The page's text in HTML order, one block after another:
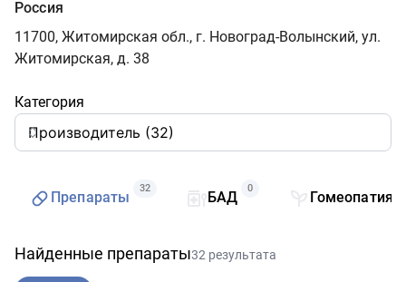
Россия
11700, Житомирская обл., г. Новоград-Волынский, ул.
Житомирская, д. 38
Категория
Препараты
32
БАД
0
Гомеопатия
Найденные препараты32 результата